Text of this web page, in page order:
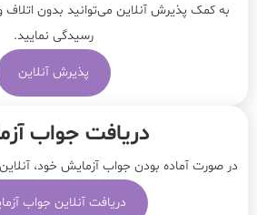
به کمک پذیرش آنلاین می‌توانید بدون
رسیدگی نمایید.
پذیرش آنلاین
دریافت جواب
در صورت آماده بودن جواب آزمایش خود،
دریافت آنلاین جواب